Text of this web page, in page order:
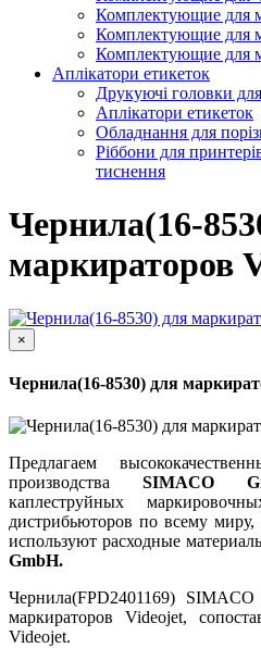
Комплектующие для
Комплектующие для
Комплектующие для
Аплікатори етикеток
Друкуючі головки
Аплікатори етикеток
Обладнання для
Ріббони для
тиснення
Чернила(16-
маркираторов
×
Чернила(16-8530) для
Предлагаем
производства SIMACO
каплеструйных
дистрибьюторов по всему миру,
используют расходные
GmbH.
Чернила(FPD2401169)
маркираторов Videojet,
Videojet.